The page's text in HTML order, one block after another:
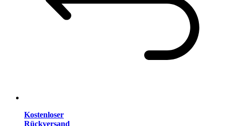
Kostenloser
Rückversand